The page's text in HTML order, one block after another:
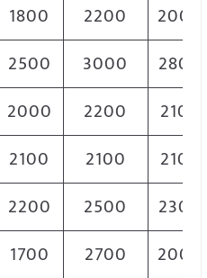
1800 2200
2000
2500 3000
2800
2000 2200
2100
2100 2100
2100
2200 2500
2300
1700 2700
2000